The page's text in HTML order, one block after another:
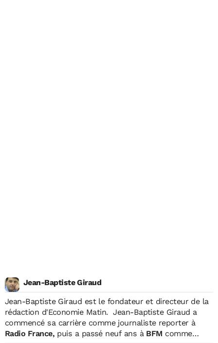
Jean-Baptiste Giraud
Jean-Baptiste Giraud est le fondateur et directeur de la
rédaction d'Economie Matin. Jean-Baptiste Giraud a
commencé sa carrière comme journaliste reporter à
Radio France,puis a passé neuf ans à BFM comme